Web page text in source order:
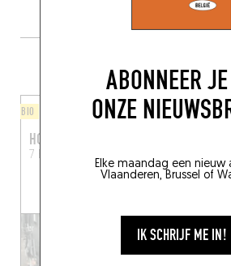
ABONNEER
ONZE
Elke maandag een nieuw
Vlaanderen, Brussel of
IK SCHRIJF ME IN!
MEER RESTAURANTS
BIO
HORIA
7 Borgval
AZIATISCH